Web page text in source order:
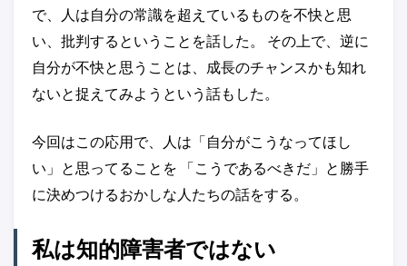
で、人は自分の常識を超えているものを不快と思
い、批判するということを話した。 その上で、逆に
自分が不快と思うことは、成長のチャンスかも知れ
ないと捉えてみようという話もした。
今回はこの応用で、人は「自分がこうなってほし
い」と思ってることを 「こうであるべきだ」と勝手
に決めつけるおかしな人たちの話をする。
私は知的障害者ではない